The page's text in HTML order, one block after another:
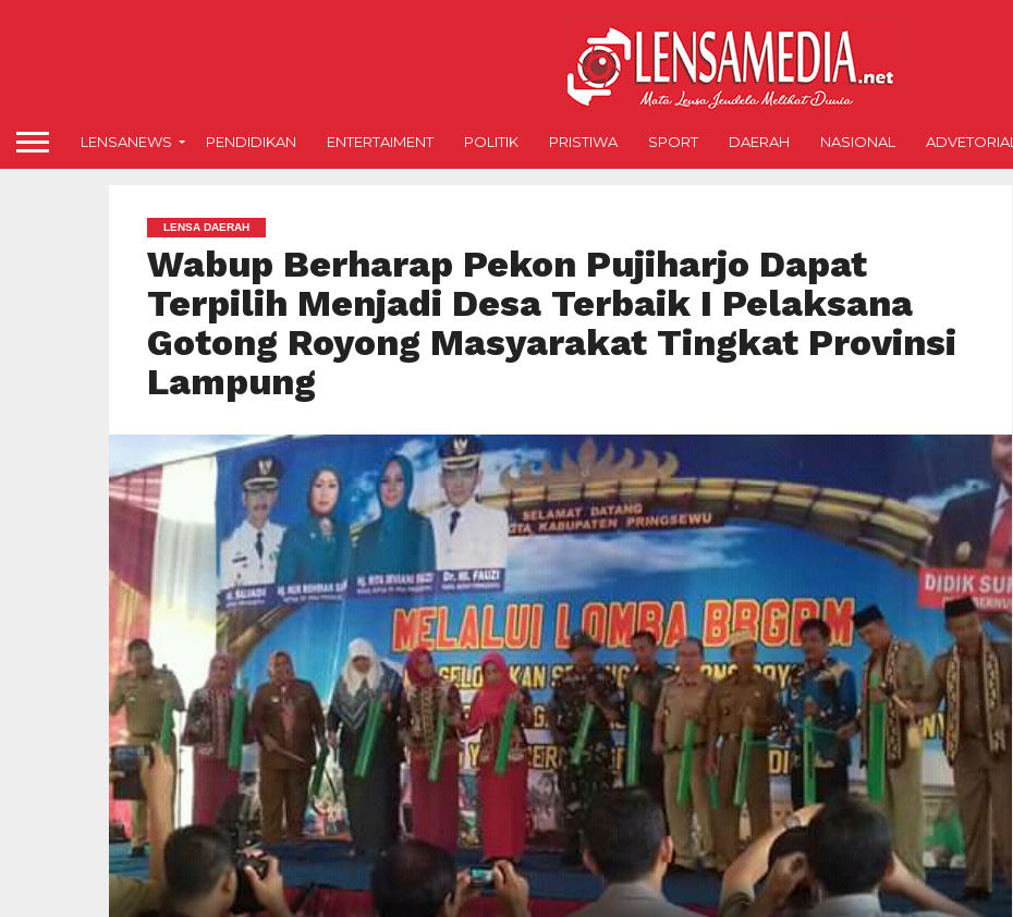
LENSANEWS PENDIDIKAN ENTERTAIMENT POLITIK PRISTIWA SPORT DAERAH NASIONAL ADVETORIAL
LENSA DAERAH
Wabup Berharap Pekon Pujiharjo Dapat
Terpilih Menjadi Desa Terbaik I Pelaksana
Gotong Royong Masyarakat Tingkat Provinsi
Lampung